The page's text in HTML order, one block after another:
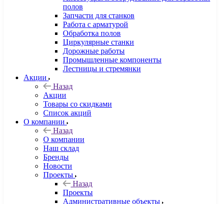
полов
Запчасти для станков
Работа с арматурой
Обработка полов
Циркулярные станки
Дорожные работы
Промышленные компоненты
Лестницы и стремянки
Акции
Назад
Акции
Товары со скидками
Список акций
О компании
Назад
О компании
Наш склад
Бренды
Новости
Проекты
Назад
Проекты
Административные объекты